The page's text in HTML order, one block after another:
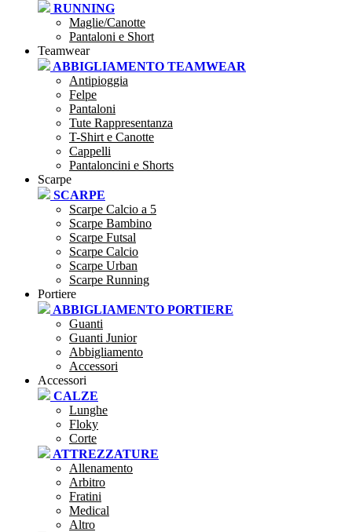
RUNNING
Maglie/Canotte
Pantaloni e Short
Teamwear
ABBIGLIAMENTO TEAMWEAR
Antipioggia
Felpe
Pantaloni
Tute Rappresentanza
T-Shirt e Canotte
Cappelli
Pantaloncini e Shorts
Scarpe
SCARPE
Scarpe Calcio a 5
Scarpe Bambino
Scarpe Futsal
Scarpe Calcio
Scarpe Urban
Scarpe Running
Portiere
ABBIGLIAMENTO PORTIERE
Guanti
Guanti Junior
Abbigliamento
Accessori
Accessori
CALZE
Lunghe
Floky
Corte
ATTREZZATURE
Allenamento
Arbitro
Fratini
Medical
Altro